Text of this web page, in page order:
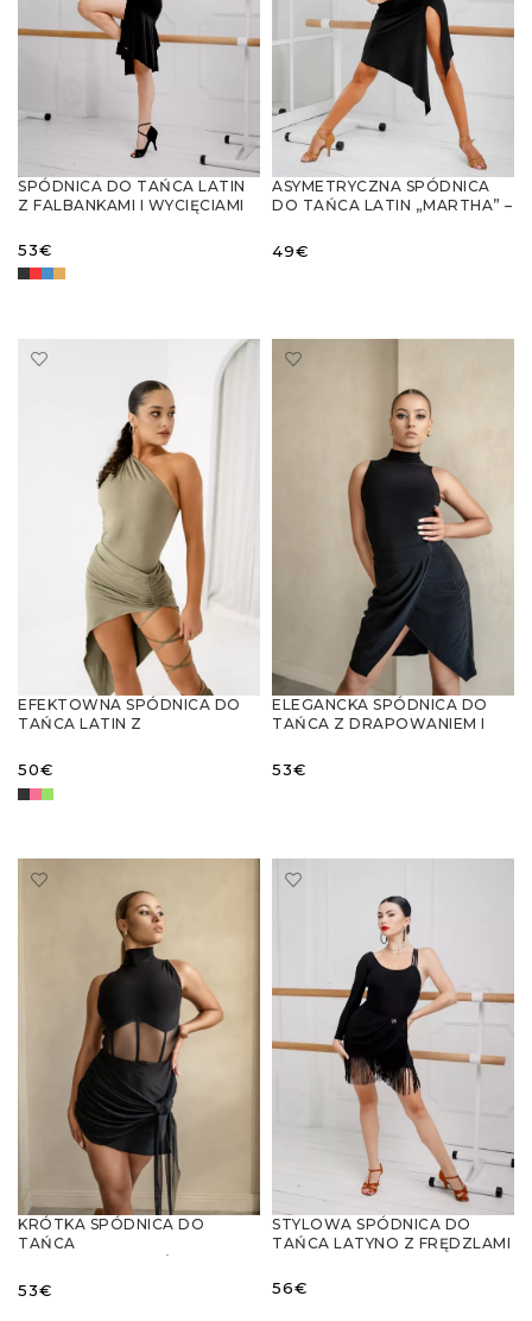
SPÓDNICA DO TAŃCA LATIN
Z FALBANKAMI I WYCIĘCIAMI
53€
ASYMETRYCZNA SPÓDNICA
DO TAŃCA LATIN „MARTHA” –
PARKIECIE
49€
EFEKTOWNA SPÓDNICA DO
TAŃCA LATIN Z
WBUDOWANYMI
SPODENKAMI
50€
ELEGANCKA SPÓDNICA DO
TAŃCA Z DRAPOWANIEM I
TRENINGI
53€
KRÓTKA SPÓDNICA DO
TAŃCA
WIĄZANYMI CHUSTAMI
53€
STYLOWA SPÓDNICA DO
TAŃCA LATYNO Z FRĘDZLAMI
56€